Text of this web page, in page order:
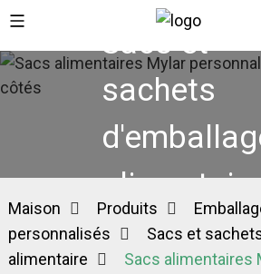
Sacs et
sachets
Maison Produits
personnalisés
Sacs et
alimentaire
Sacs alimentaires